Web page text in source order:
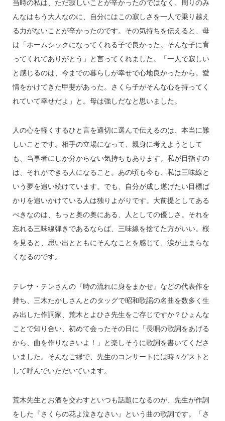
当時の私は、ただ寂しいことが辛かったのではなく、周りのみ
んなはもう大人なのに、自分にはこの寂しさを一人で乗り越え
る力がないことが辛かったのです。その気持ちを伝えると、母
は「ホームシックになってくれる子で良かった。そんな子に育
ってくれてありがとう」と言ってくれました。「一人で寂しい
と感じるのは、今までの暮らしが幸せで心地良かったから。愛
情をかけてきた甲斐があった。さくら子がそんな心を持ってく
れていて幸せだよ」と。母は強しだなと思いました。
人の心を軽くするひと言を適切に選んで伝えるのは、本当に難
しいことです。相手の立場になって、親身に考えようとして
も、当事者にしか分からない気持ちもあります。私が目指すの
は、それができる人になること。あの頃も今も、私は三味線と
いう夢を追い続けています。でも、自分が成し遂げたい目標ば
かりを追いかけている人は独りよがりです。大前提としてある
べきなのは、もっと奥の奥にある、人としての優しさ。それを
忘れる三味線弾きであるならば、三味線を捨てた方がいい。桜
を見ると、思い出とともにそんなことを感じて、涙が止まらな
くなるのです。
テレサ・テンさんの『時の流れに身をまかせ』などの代表作を
持ち、三木たかしさんとのタッグで昭和歌謡の名曲を数多く生
み出した作詞家、荒木とよひさ先生をご存じですか？ひょんな
ことで知り合い、初めて会ったその日に「長唄の歌詞をあげる
から、曲を作りなさいよ！」と楽しそうに歌詞を書いてくださ
いました。そんなご縁で、先生のコンサートには時々ゲストと
して呼んでいただいています。
荒木先生とお酒を交わすといつも話題になるのが、先生が作詞
をした『さくらの花よ泣きなさい』という曲の歌詞です。「さ